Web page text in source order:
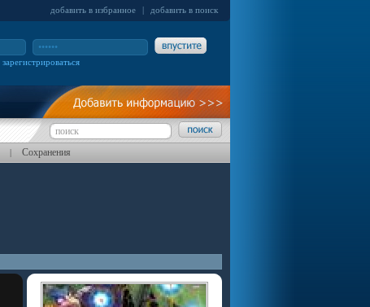
добавить в избранное | добавить в поиск
зарегистрироваться
| Сохранения